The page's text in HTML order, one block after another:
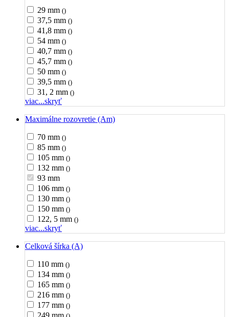
29 mm ()
37,5 mm ()
41,8 mm ()
54 mm ()
40,7 mm ()
45,7 mm ()
50 mm ()
39,5 mm ()
31, 2 mm ()
viac...skryť
Maximálne rozovretie (Am)
70 mm ()
85 mm ()
105 mm ()
132 mm ()
93 mm
106 mm ()
130 mm ()
150 mm ()
122, 5 mm ()
viac...skryť
Celková šírka (A)
110 mm ()
134 mm ()
165 mm ()
216 mm ()
177 mm ()
249 mm